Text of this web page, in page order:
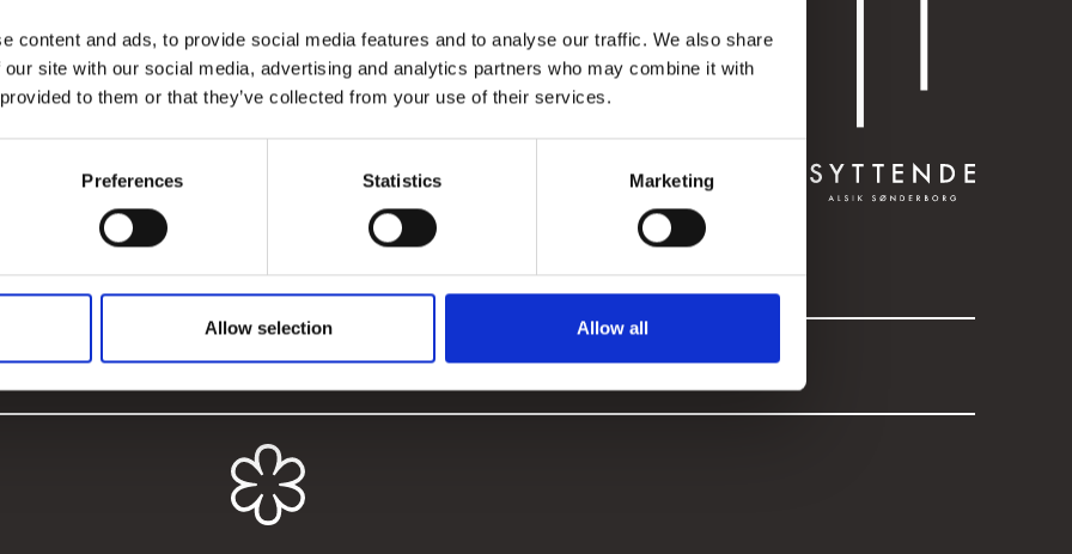
content and ads, to provide social media features and to analyse our traffic. We also share
site with our social media, advertising and analytics partners who may combine it with
to them or that they’ve collected from your use of their services.
Preferences Statistics Marketing
Allow selection Allow all
- Lørdag
- 24.00Om Alsik hotel og spa
Køb gavekort til Syttende
Praktisk info
Facebook
forbeholdesEnglishVilkår & betingelser Cookiepolitik Privatlivspolitik Smiley Rapport